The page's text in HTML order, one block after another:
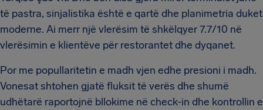
të pastra, sinjalistika është e qartë dhe planimetria duket
moderne. Ai merr një vlerësim të shkëlqyer 7.7/10 në
vlerësimin e klientëve për restorantet dhe dyqanet.
Por me popullaritetin e madh vjen edhe presioni i madh.
Vonesat shtohen gjatë fluksit të verës dhe shumë
udhëtarë raportojnë bllokime në check-in dhe kontrollin e